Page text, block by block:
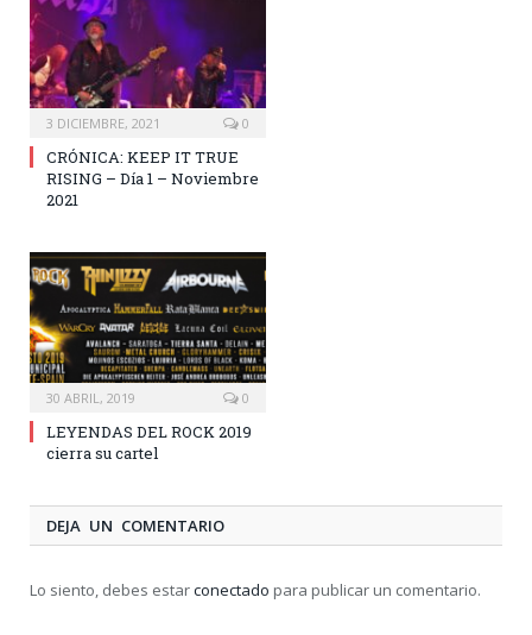
3 DICIEMBRE, 2021 0
CRÓNICA: KEEP IT TRUE
RISING – Día 1 – Noviembre
2021
30 ABRIL, 2019 0
LEYENDAS DEL ROCK 2019
cierra su cartel
DEJA UN COMENTARIO
Lo siento, debes estarconectado para publicar un comentario.